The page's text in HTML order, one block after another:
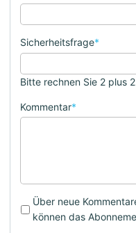
Sicherheitsfrage*
Bitte rechnen Sie 2 plus
Kommentar*
Über neue
können das